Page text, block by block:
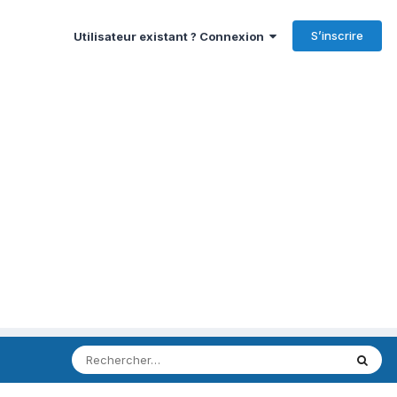
Utilisateur existant ? Connexion S’inscrire